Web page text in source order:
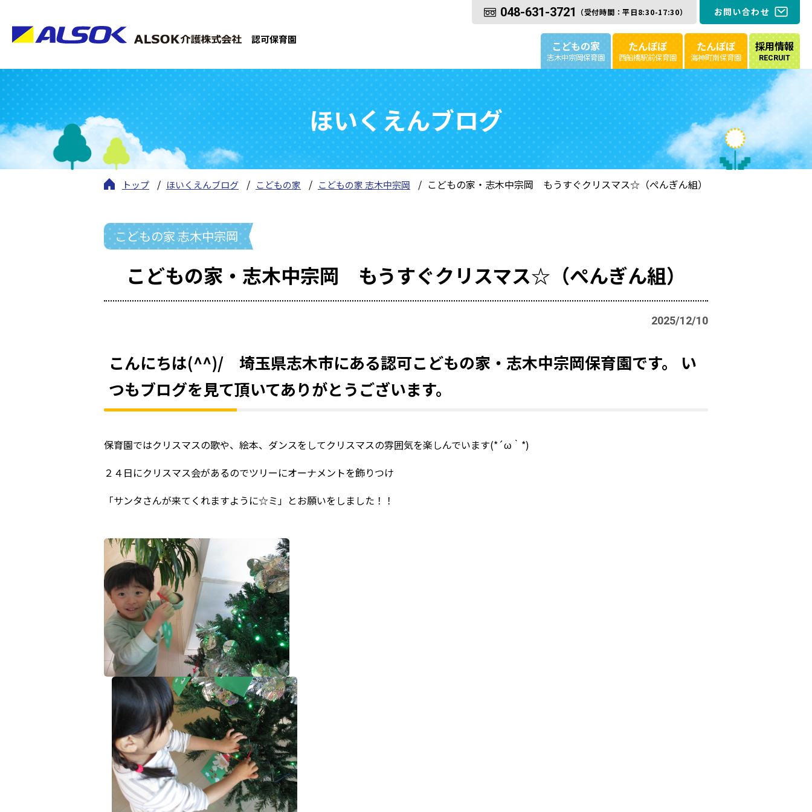
認可保育園
048-631-3721 （受付時間：平日8:30-17:30） お問い合わせ
こどもの家
志木中宗岡保育園
たんぽぽ
西船橋駅前保育園
たんぽぽ
海神町南保育園
採用情報
RECRUIT
ほいくえんブログ
トップ ほいくえんブログ こどもの家 こどもの家 志木中宗岡 こどもの家・志木中宗岡 もうすぐクリスマス☆（ぺんぎん組）
こどもの家 志木中宗岡
こどもの家・志木中宗岡 もうすぐクリスマス☆（ぺんぎん組）
2025/12/10
こんにちは(^^)/ 埼玉県志木市にある認可こどもの家・志木中宗岡保育園です。 い
つもブログを見て頂いてありがとうございます。
保育園ではクリスマスの歌や、絵本、ダンスをしてクリスマスの雰囲気を楽しんでいます(*´ω｀*)
２４日にクリスマス会があるのでツリーにオーナメントを飾りつけ
「サンタさんが来てくれますように☆ミ」とお願いをしました！！